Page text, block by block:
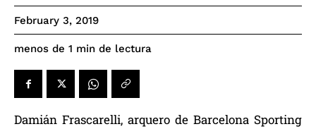
February 3, 2019
menos de 1 min de lectura
Damián Frascarelli, arquero de Barcelona Sporting